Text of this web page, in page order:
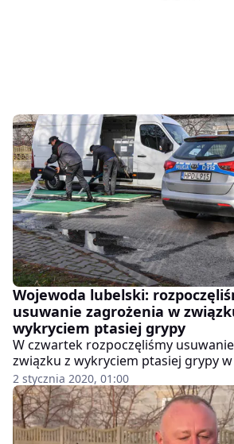
Wojewoda lubelski:
usuwanie zagrożenia w
wykryciem ptasiej grypy
W czwartek rozpoczęliśmy
związku z wykryciem ptasiej grypy
– poinformował na konferencji
Sprawka. Zapowiedział
którzy ponieśli straty.
2 stycznia 2020, 01:00